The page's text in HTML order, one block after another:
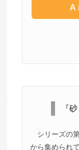
『
シリーズの
から集められ